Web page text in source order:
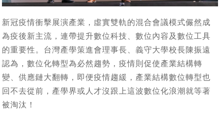
新冠疫情衝擊展演產業，虛實雙軌的混合會議模式儼然成
為疫後新主流，連帶提升數位科技、數位內容及數位工具
的重要性。台灣產學策進會理事長、義守大學校長陳振遠
認為，數位化轉型為必然趨勢，疫情則促使產業結構轉
變、供應鏈大翻轉，即便疫情趨緩，產業結構數位轉型也
回不去從前，產學界或人才沒跟上這波數位化浪潮就等著
被淘汰！